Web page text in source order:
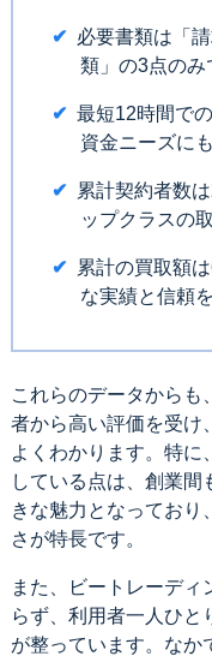
必要書類は「
類」の3点のみ
最短12時間で
資金ニーズに
累計契約者数
ップクラスの
累計の買取額
な実績と信頼
これらのデータからも
者から高い評価を受け
よくわかります。特に
している点は、創業間
きな魅力となっており
さが特長です。
また、ビートレーディ
らず、利用者一人ひと
が整っています。なか